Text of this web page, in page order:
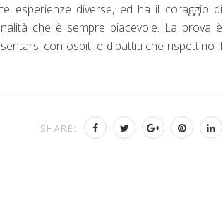
diverse, ed ha il coraggio di
che è sempre piacevole. La prova è
con ospiti e dibattiti che rispettino il
SHARE: